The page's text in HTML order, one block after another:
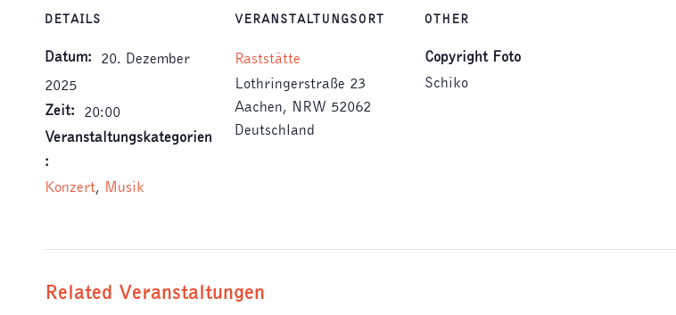
DETAILS
Datum: 20. Dezember
2025
Zeit: 20:00
Veranstaltungskategorien
:
Konzert, Musik
VERANSTALTUNGSORT
Raststätte
Lothringerstraße 23
Aachen, NRW 52062
Deutschland
OTHER
Copyright Foto
Schiko
Related Veranstaltungen